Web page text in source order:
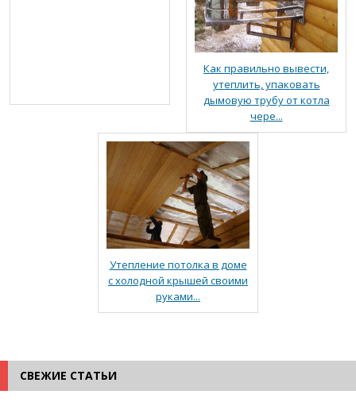
Как правильно вывести,
утеплить, упаковать
дымовую трубу от котла
чере...
Утепление потолка в доме
с холодной крышей своими
руками...
СВЕЖИЕ СТАТЬИ